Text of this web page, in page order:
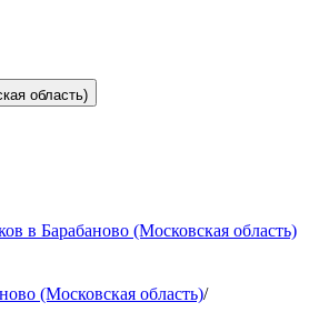
область)
в Барабаново (Московская область)
(Московская область)/